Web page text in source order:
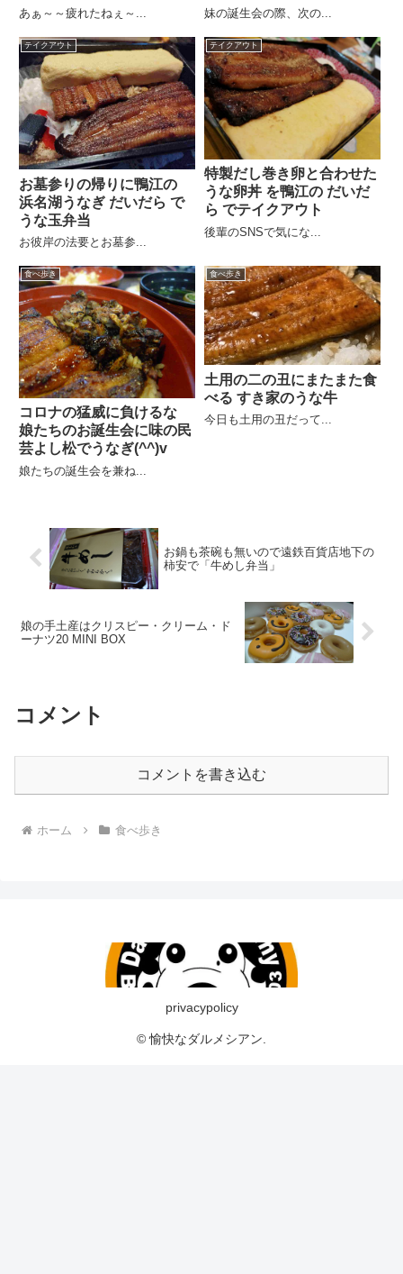
あぁ～～疲れたねぇ～... 妹の誕生会の際、次の...
テイクアウト
お墓参りの帰りに鴨江の
浜名湖うなぎ だいだら で
うな玉弁当
お彼岸の法要とお墓参...
テイクアウト
特製だし巻き卵と合わせた
うな卵丼 を鴨江の だいだ
ら でテイクアウト
後輩のSNSで気にな...
食べ歩き
コロナの猛威に負けるな
娘たちのお誕生会に味の民
芸よし松でうなぎ(^^)v
娘たちの誕生会を兼ね...
食べ歩き
土用の二の丑にまたまた食
べる すき家のうな牛
今日も土用の丑だって...
お鍋も茶碗も無いので遠鉄百貨店地下の
柿安で「牛めし弁当」
娘の手土産はクリスピー・クリーム・ド
ーナツ20 MINI BOX
コメント
コメントを書き込む
ホーム 食べ歩き
privacypolicy
© 愉快なダルメシアン.